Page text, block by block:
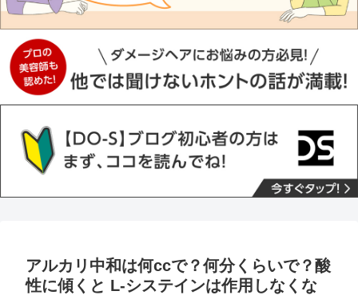
アルカリ中和は何ccで？何分くらいで？酸
性に傾くと L-システインは作用しなくな